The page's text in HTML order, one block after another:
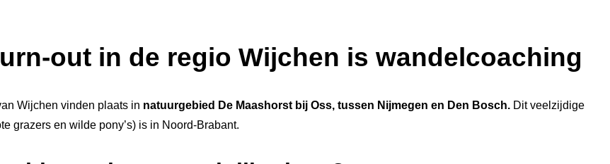
out in de regio Wijchen is wandelcoaching
Wijchen vinden plaats in natuurgebied De Maashorst bij Oss, tussen Nijmegen en Den Bosch. Dit veelzijdige
grazers en wilde pony’s) is in Noord-Brabant.